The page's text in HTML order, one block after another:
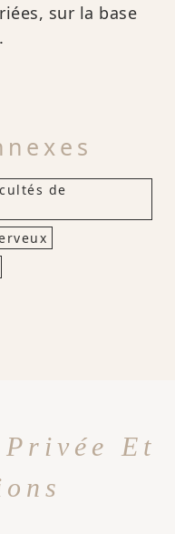
sur la base
de
Et